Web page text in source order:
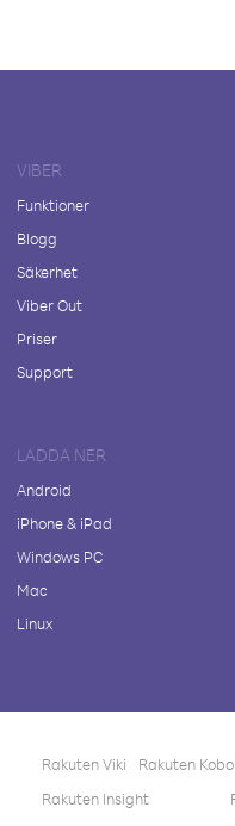
VIBER
Funktioner
Blogg
Säkerhet
Viber Out
Priser
Support
LADDA NER
Android
iPhone & iPad
Windows PC
Mac
Linux
Rakuten Viki Rakuten Kobo
Rakuten Insight